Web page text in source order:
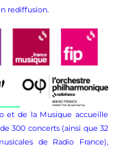
rediffusion.
et de la Musique accueille
300 concerts (ainsi que 32
de Radio France),